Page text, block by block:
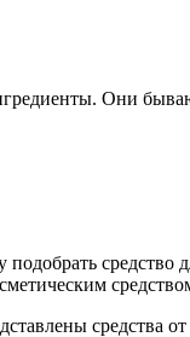
Они
средства